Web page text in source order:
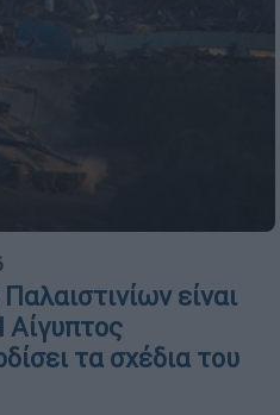
είναι
Αίγυπτος
τα σχέδια του